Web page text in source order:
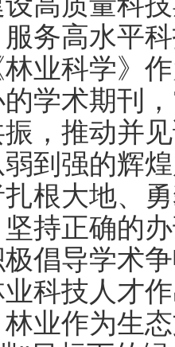
务高水平
林业科学》
学术期刊
振，推动并
到强的辉
根大地、
持正确的
倡导学术
科技人才
业作为生